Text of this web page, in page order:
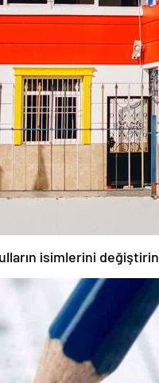
isimlerini değiştirin